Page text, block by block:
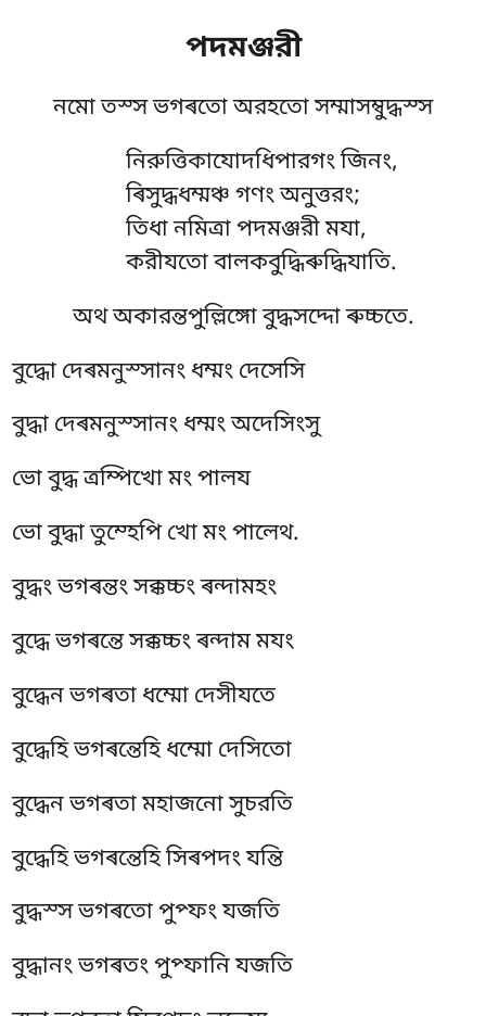
পদমঞ্জরী
নমো তস্স ভগৰতো অরহতো সম্মাসম্বুদ্ধস্স
নিরুত্তিকাযোদধিপারগং জিনং,
ৰিসুদ্ধধম্মঞ্চ গণং অনুত্তরং;
তিধা নমিত্ৰা পদমঞ্জরী মযা,
করীযতো বালকবুদ্ধিৰুদ্ধিযাতি.
অথ অকারন্তপুল্লিঙ্গো বুদ্ধসদ্দো ৰুচ্চতে.
বুদ্ধো দেৰমনুস্সানং ধম্মং দেসেসি
বুদ্ধা দেৰমনুস্সানং ধম্মং অদেসিংসু
ভো বুদ্ধ ত্ৰম্পিখো মং পালয
ভো বুদ্ধা তুম্হেপি খো মং পালেথ.
বুদ্ধং ভগৰন্তং সক্কচ্চং ৰন্দামহং
বুদ্ধে ভগৰন্তে সক্কচ্চং ৰন্দাম মযং
বুদ্ধেন ভগৰতা ধম্মো দেসীযতে
বুদ্ধেহি ভগৰন্তেহি ধম্মো দেসিতো
বুদ্ধেন ভগৰতা মহাজনো সুচরতি
বুদ্ধেহি ভগৰন্তেহি সিৰপদং যন্তি
বুদ্ধস্স ভগৰতো পুপ্ফং যজতি
বুদ্ধানং ভগৰতং পুপ্ফানি যজতি